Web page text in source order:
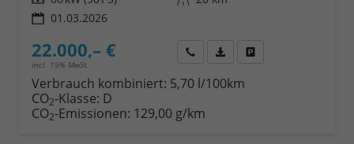
01.03.2026
22.000,– €
incl. 19% MwSt.
Wir rufen Sie anFahrzeugexposé (PDF)
Verbrauch kombiniert: 5,70 l/100km
CO2-Klasse: D
CO2-Emissionen: 129,00 g/km